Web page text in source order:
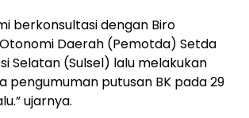
berkonsultasi dengan Biro
Daerah (Pemotda) Setda
Selatan (Sulsel) lalu melakukan
pengumuman putusan BK pada 29
ujarnya.